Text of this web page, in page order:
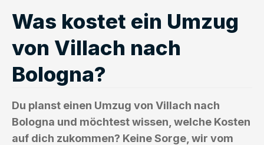
Was kostet ein Umzug
von Villach nach
Bologna?
Du planst einen Umzug von Villach nach
Bologna und möchtest wissen, welche Kosten
auf dich zukommen? Keine Sorge, wir vom